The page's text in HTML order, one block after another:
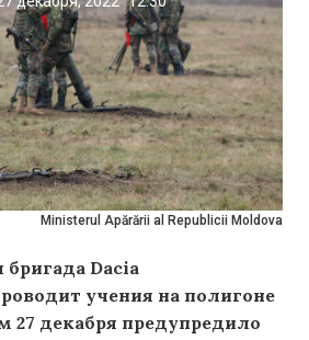
Ministerul Apărării al Republicii Moldova
Dacia
учения на полигоне
27 декабря предупредило